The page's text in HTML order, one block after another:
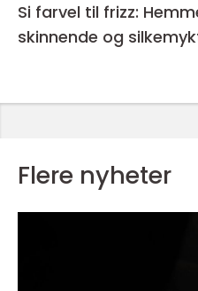
Si farvel til frizz:
skinnende og
Flere nyheter